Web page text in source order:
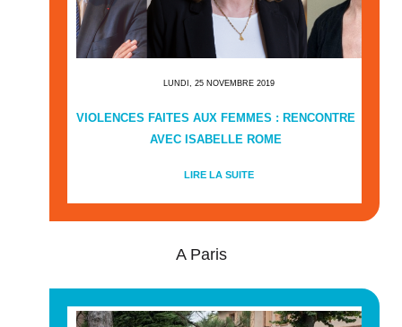
LUNDI, 25 NOVEMBRE 2019
VIOLENCES FAITES AUX FEMMES : RENCONTRE
AVEC ISABELLE ROME
LIRE LA SUITE
A Paris